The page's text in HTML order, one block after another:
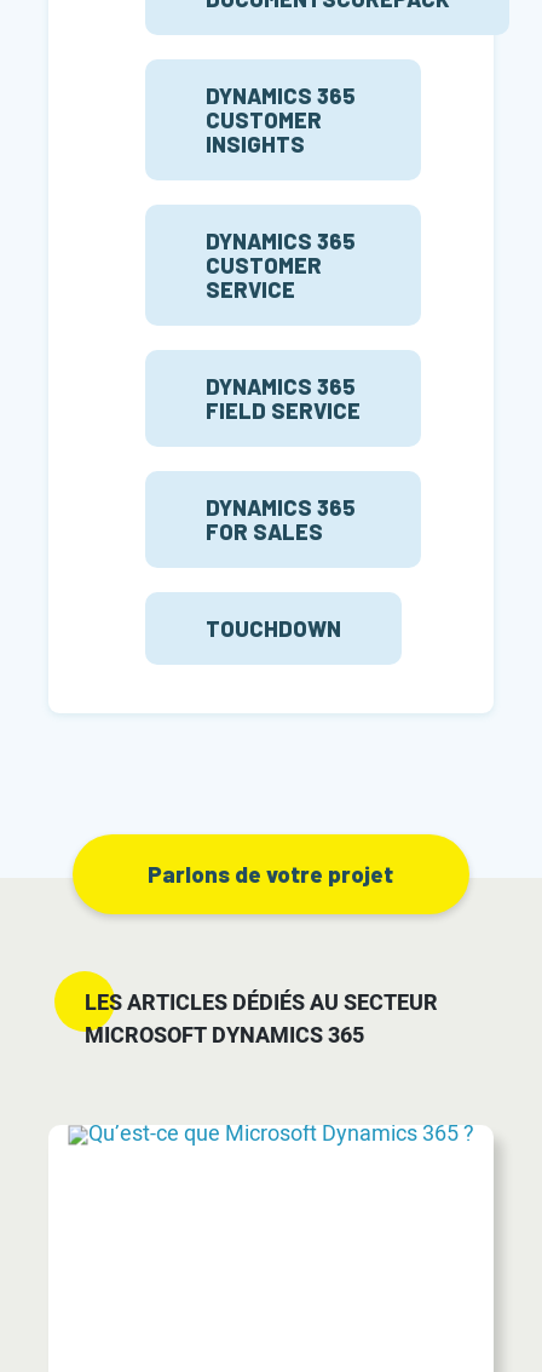
DYNAMICS 365
CUSTOMER
INSIGHTS
DYNAMICS 365
CUSTOMER
SERVICE
DYNAMICS 365
FIELD SERVICE
DYNAMICS 365
FOR SALES
TOUCHDOWN
Parlons de votre projet
LES ARTICLES DÉDIÉS AU SECTEUR
MICROSOFT DYNAMICS 365